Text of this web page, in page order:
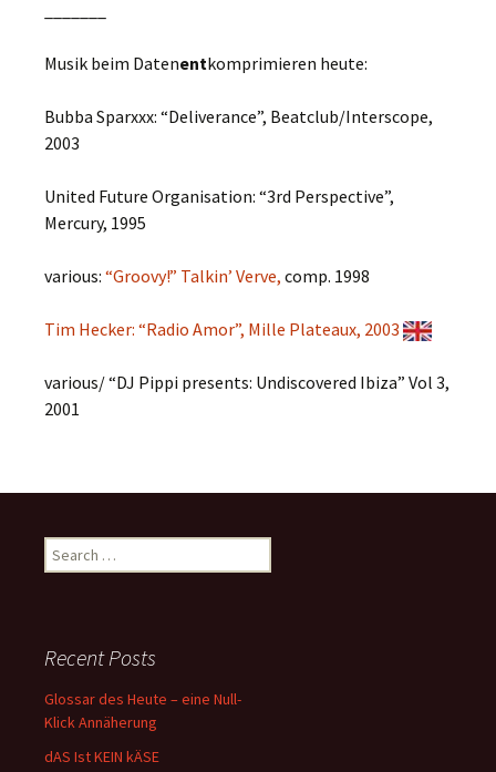
Musik beim Datenentkomprimieren heute:
Bubba Sparxxx: “Deliverance”, Beatclub/Interscope,
2003
United Future Organisation: “3rd Perspective”,
Mercury, 1995
various: “Groovy!” Talkin’ Verve, comp. 1998
Tim Hecker: “Radio Amor”, Mille Plateaux, 2003
various/ “DJ Pippi presents: Undiscovered Ibiza” Vol 3,
2001
Search
for:
Recent Posts
Glossar des Heute – eine Null-
Klick Annäherung
dAS Ist KEIN kÄSE